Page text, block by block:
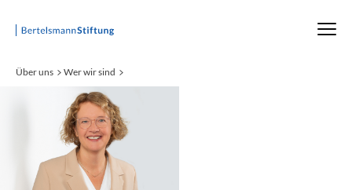
Startseite
Über uns Wer wir sind